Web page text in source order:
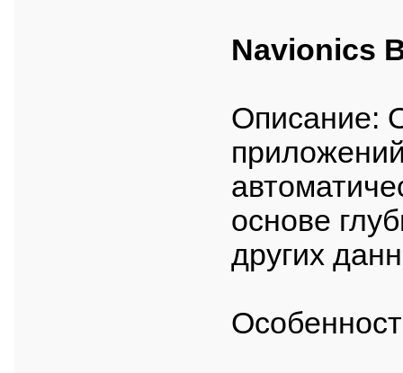
Navionics
Описание:
основе
других